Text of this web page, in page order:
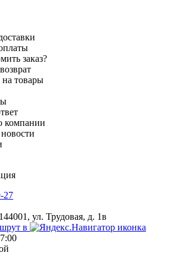
заказ?
на товары
компании
27
ул. Трудовая, д. 1в
в